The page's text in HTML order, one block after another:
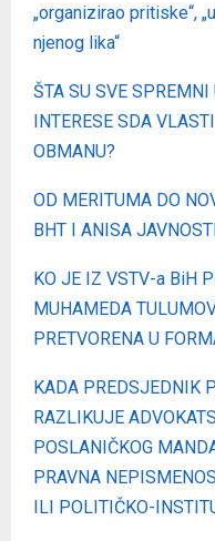
„organizirao pritiske“,
njenog lika“
ŠTA SU SVE
INTERESE SDA
OBMANU?
OD MERITUMA DO
BHT I ANISA
KO JE IZ VSTV-a BiH
MUHAMEDA
PRETVORENA U
KADA PREDSJEDNIK
RAZLIKUJE
POSLANIČKOG
PRAVNA
ILI POLITIČKO-